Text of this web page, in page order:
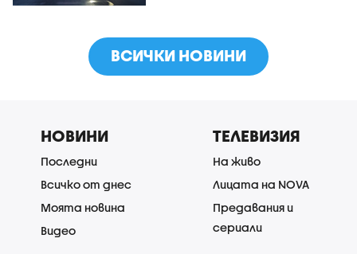
ВСИЧКИ НОВИНИ
НОВИНИ
Последни
Всичко от днес
Моята новина
Видео
ТЕЛЕВИЗИЯ
На живо
Лицата на NOVA
Предавания и
сериали